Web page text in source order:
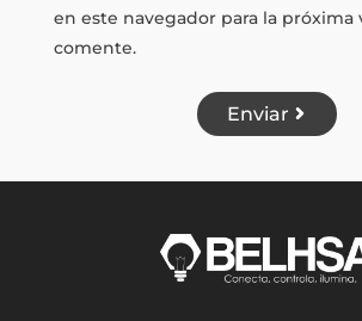
en este navegador para la próxima
comente.
Enviar